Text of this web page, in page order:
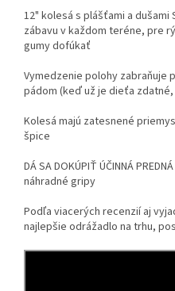
12" kolesá s plášťami a dušami
zábavu v každom teréne, pre
gumy dofúkať
Vymedzenie polohy zabraňuje
pádom (keď už je dieťa
Kolesá majú zatesnené
špice
DÁ SA DOKÚPIŤ ÚČINNÁ
náhradné gripy
Podľa viacerých recenzií aj
najlepšie odrážadlo na trhu,